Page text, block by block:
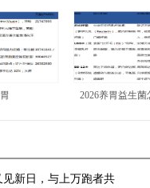
反弹？别总靠西
不治本，试
InnerHealth无忧益
2026养胃益生菌
见新日，与上万跑者共